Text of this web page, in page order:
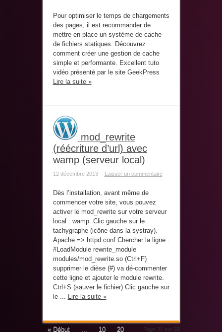
Pour optimiser le temps de chargements
des pages, il est recommander de
mettre en place un système de cache
de fichiers statiques. Découvrez
comment créer une gestion de cache
simple et performante. Excellent tuto
vidéo présenté par le site GeekPress
Lire la suite »
mod_rewrite
(réécriture d’url) avec
wamp (serveur local)
12 décembre 2013 Laisser un commentaire
Dès l’installation, avant même de
commencer votre site, vous pouvez
activer le mod_rewrite sur votre serveur
local : wamp. Clic gauche sur le
tachygraphe (icône dans la systray).
Apache => httpd.conf Chercher la ligne :
#LoadModule rewrite_module
modules/mod_rewrite.so (Ctrl+F)
supprimer le dièse (#) va dé-commenter
cette ligne et ajouter le module rewrite.
Ctrl+S (sauver le fichier) Clic gauche sur
le ... Lire la suite »
Page 31 sur 31
« Début ... 10
20